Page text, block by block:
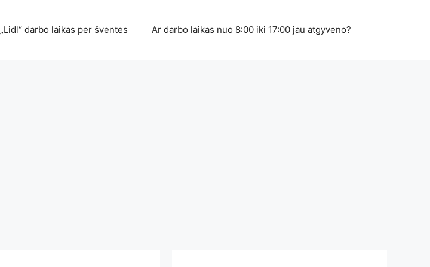
„Lidl“ darbo laikas per šventes Ar darbo laikas nuo 8:00 iki 17:00 jau atgyveno?